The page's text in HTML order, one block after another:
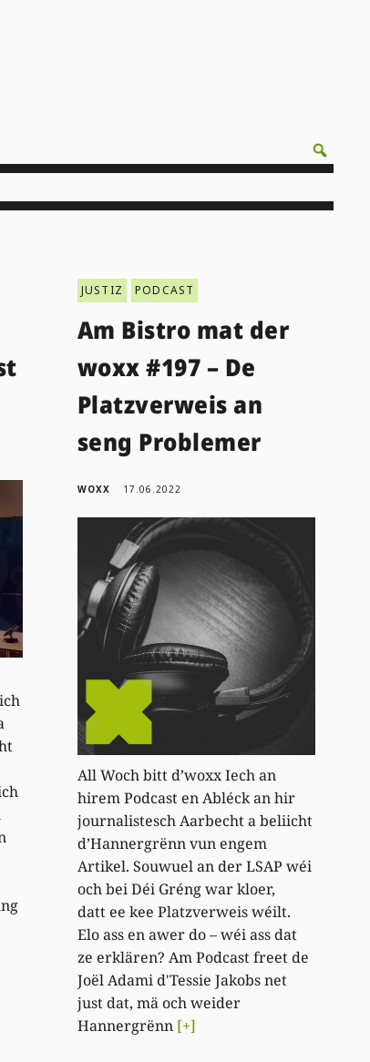
JUSTIZ PODCAST
Am Bistro mat der
woxx #197 – De
Platzverweis an
seng Problemer
WOXX 17.06.2022
All Woch bitt d’woxx Iech an
hirem Podcast en Abléck an hir
journalistesch Aarbecht a beliicht
d’Hannergrënn vun engem
Artikel. Souwuel an der LSAP wéi
och bei Déi Gréng war kloer,
datt ee kee Platzverweis wéilt.
Elo ass en awer do – wéi ass dat
ze erklären? Am Podcast freet de
Joël Adami d'Tessie Jakobs net
just dat, mä och weider
Hannergrënn [+]